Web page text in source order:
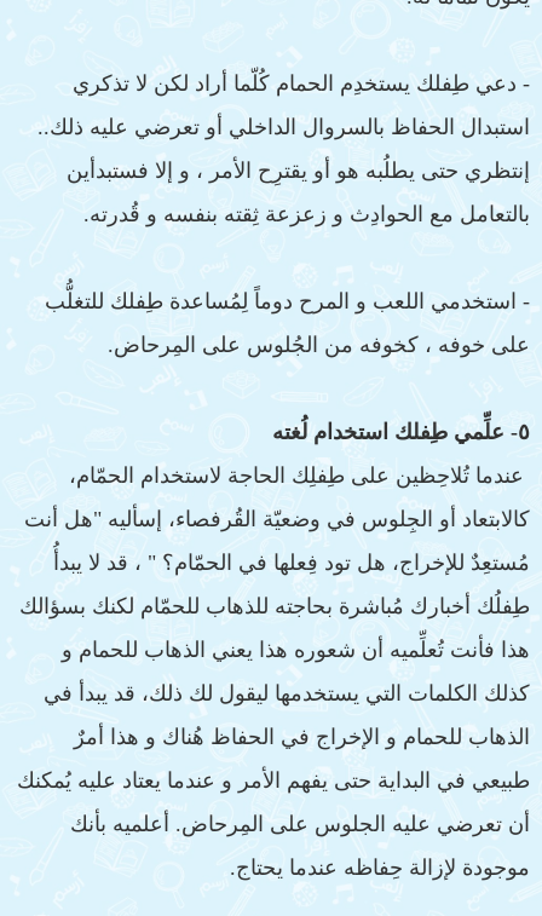
- دعي طِفلك يستخدِم الحمام كُلّما أراد لكن لا تذكري
استبدال الحفاظ بالسروال الداخلي أو تعرضي عليه ذلك..
إنتظري حتى يطلُبه هو أو يقترِح الأمر ، و إلا فستبدأين
بالتعامل مع الحوادِث و زعزعة ثِقته بنفسه و قُدرته.
- استخدمي اللعب و المرح دوماً لِمُساعدة طِفلك للتغلُّب
على خوفه ، كخوفه من الجُلوس على المِرحاض.
٥- علِّمي طِفلك استخدام لُغته
عندما تُلاحِظين على طِفلِك الحاجة لاستخدام الحمّام،
كالابتعاد أو الجِلوس في وضعيّة القُرفصاء، إسأليه "هل أنت
مُستعِدٌ للإخراج، هل تود فِعلها في الحمّام؟ " ، قد لا يبدأُ
طِفلُك أخبارك مُباشرة بحاجته للذهاب للحمّام لكنك بسؤالك
هذا فأنت تُعلِّميه أن شعوره هذا يعني الذهاب للحمام و
كذلك الكلمات التي يستخدمها ليقول لك ذلك، قد يبدأ في
الذهاب للحمام و الإخراج في الحفاظ هُناك و هذا أمرٌ
طبيعي في البداية حتى يفهم الأمر و عندما يعتاد عليه يُمكنك
أن تعرضي عليه الجلوس على المِرحاض. أعلميه بأنك
موجودة لإزالة حِفاظه عندما يحتاج.